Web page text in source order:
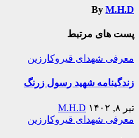
By M.H.D
پست های مرتبط
معرفی شهدای قیروکارزین
زندگینامه شهید رسول زرنگ
تیر ۸, ۱۴۰۲
M.H.D
معرفی شهدای قیروکارزین